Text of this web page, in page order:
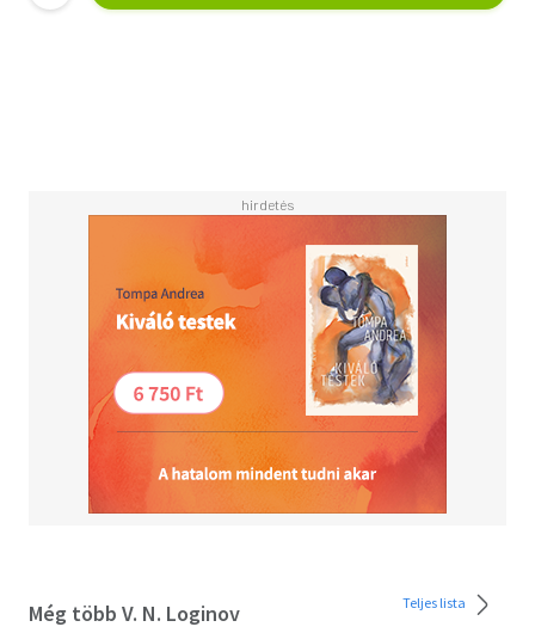
Még több V. N. Loginov Teljes lista